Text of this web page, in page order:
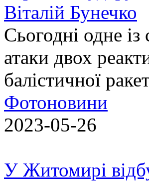
Віталій Бунечко
Сьогодні одне
атаки двох
балістичної
Фотоновини
2023-05-26
У Житомирі